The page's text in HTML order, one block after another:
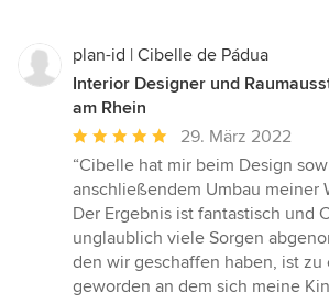
plan-id | Cibelle de Pádua
Interior Designer und
am Rhein
Durchschnittliche
Bewertung:
5
von
5
Sternen
29. März 2022
“Cibelle hat mir beim Design
anschließendem Umbau meiner
Der Ergebnis ist fantastisch und
unglaublich viele Sorgen
den wir geschaffen haben, ist zu
geworden an dem sich meine